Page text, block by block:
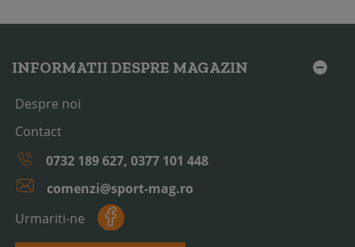
INFORMATII DESPRE MAGAZIN
Despre noi
Contact
0732 189 627, 0377 101 448
comenzi@sport-mag.ro
Urmariti-ne